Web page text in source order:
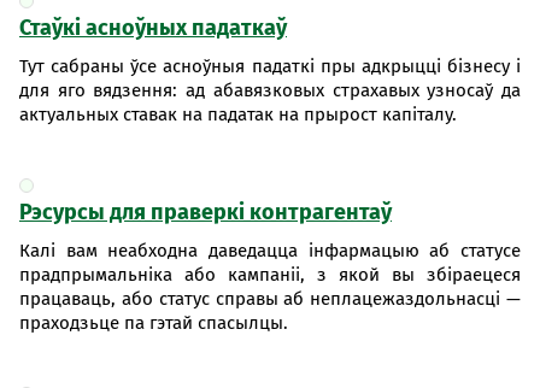
Стаўкі асноўных падаткаў
Тут сабраны ўсе асноўныя падаткі пры адкрыцці бізнесу і
для яго вядзення: ад абавязковых страхавых узносаў да
актуальных ставак на падатак на прырост капіталу.
Рэсурсы для праверкі контрагентаў
Калі вам неабходна даведацца інфармацыю аб статусе
прадпрымальніка або кампаніі, з якой вы збіраецеся
працаваць, або статус справы аб неплацежаздольнасці —
праходзьце па гэтай спасылцы.